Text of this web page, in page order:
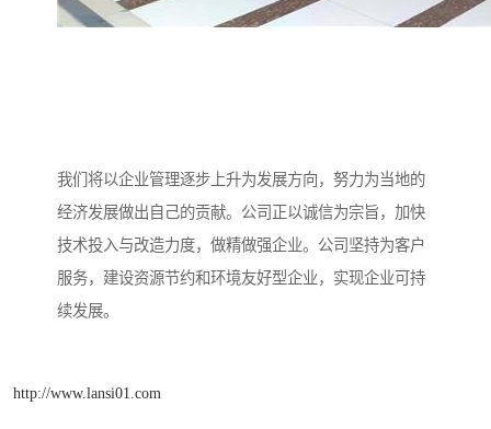
我们将以企业管理逐步上升为发展方向，努力为当地的
经济发展做出自己的贡献。公司正以诚信为宗旨，加快
技术投入与改造力度，做精做强企业。公司坚持为客户
服务，建设资源节约和环境友好型企业，实现企业可持
续发展。
http://www.lansi01.com